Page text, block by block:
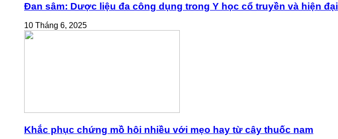
Đan sâm: Dược liệu đa công dụng trong Y học cổ truyền và hiện đại
10 Tháng 6, 2025
Khắc phục chứng mồ hôi nhiều với mẹo hay từ cây thuốc nam